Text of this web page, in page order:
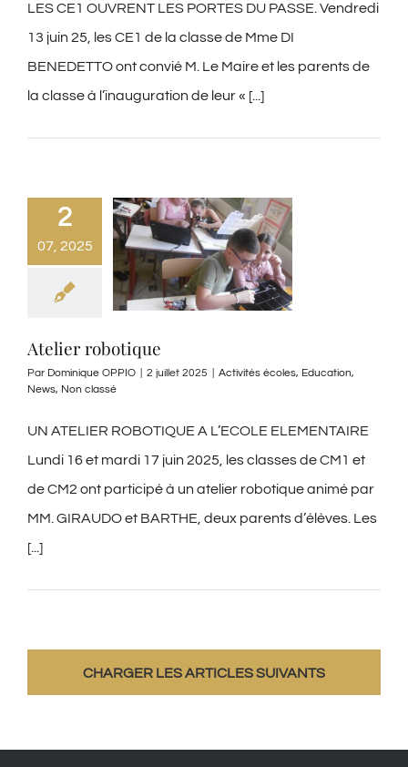
LES CE1 OUVRENT LES PORTES DU PASSE. Vendredi
13 juin 25, les CE1 de la classe de Mme DI
BENEDETTO ont convié M. Le Maire et les parents de
la classe à l’inauguration de leur « [...]
2
07, 2025
Atelier robotique
Par Dominique OPPIO 2 juillet 2025 Activités écoles, Education,
News, Non classé
UN ATELIER ROBOTIQUE A L’ECOLE ELEMENTAIRE
Lundi 16 et mardi 17 juin 2025, les classes de CM1 et
de CM2 ont participé à un atelier robotique animé par
MM. GIRAUDO et BARTHE, deux parents d’élèves. Les
[...]
CHARGER LES ARTICLES SUIVANTS